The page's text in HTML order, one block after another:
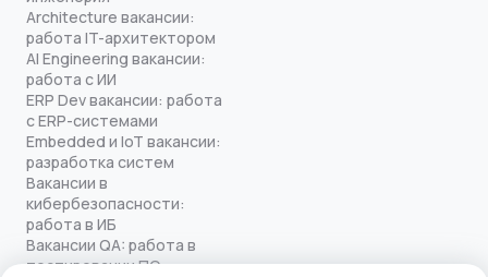
Architecture вакансии:
работа IT-архитектором
AI Engineering вакансии:
работа с ИИ
ERP Dev вакансии: работа
с ERP-системами
Embedded и IoT вакансии:
разработка систем
Вакансии в
кибербезопасности:
работа в ИБ
Вакансии QA: работа в
тестировании ПО